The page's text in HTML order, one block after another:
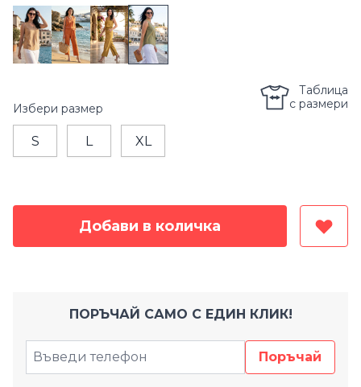
Избери размер
S L XL
Таблица
с размери
Добави в количка
ПОРЪЧАЙ САМО С ЕДИН КЛИК!
Поръчай